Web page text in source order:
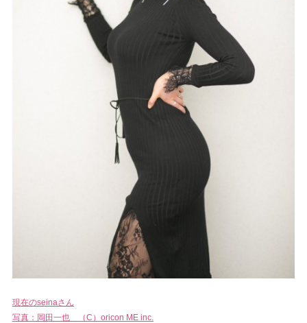
現在のseinaさん
写真：岡田一也 （C）oricon ME inc.